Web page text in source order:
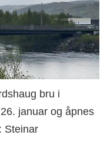
bru i
januar og åpnes
Steinar